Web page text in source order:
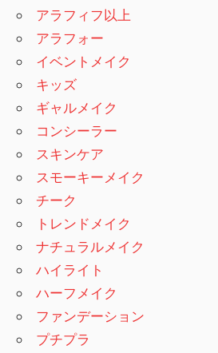
アラフィフ以上
アラフォー
イベントメイク
キッズ
ギャルメイク
コンシーラー
スキンケア
スモーキーメイク
チーク
トレンドメイク
ナチュラルメイク
ハイライト
ハーフメイク
ファンデーション
プチプラ